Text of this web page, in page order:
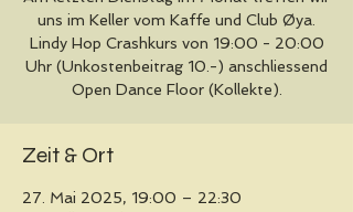
uns im Keller vom Kaffe und Club Øya.
Lindy Hop Crashkurs von 19:00 - 20:00
Uhr (Unkostenbeitrag 10.-) anschliessend
Open Dance Floor (Kollekte).
Zeit & Ort
27. Mai 2025, 19:00 – 22:30